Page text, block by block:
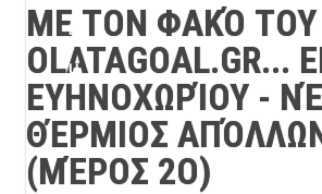
n
u
ΜΕ ΤΟΝ ΦΑΚΌ ΤΟΥ
OLATAGOAL.GR...
ΕΥΗΝΟΧΩΡΊΟΥ -
ΘΈΡΜΙΟΣ
(ΜΈΡΟΣ 2Ο)